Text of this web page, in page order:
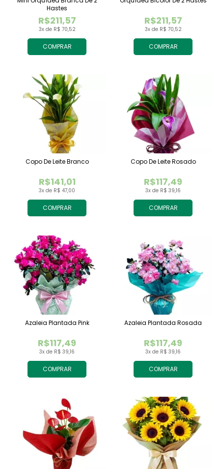
COMPRAR
3x de R$ 70,52
R$211,57
Hastes
COMPRAR
3x de R$ 70,52
R$211,57
COMPRAR
3x de R$ 47,00
R$141,01
Copo De Leite Branco
COMPRAR
3x de R$ 39,16
R$117,49
Copo De Leite Rosado
COMPRAR
3x de R$ 39,16
R$117,49
Azaleia Plantada Pink
COMPRAR
3x de R$ 39,16
R$117,49
Azaleia Plantada Rosada